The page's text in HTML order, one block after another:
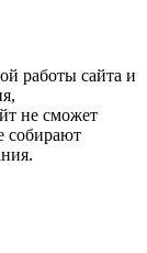
работы сайта и
не сможет
собирают